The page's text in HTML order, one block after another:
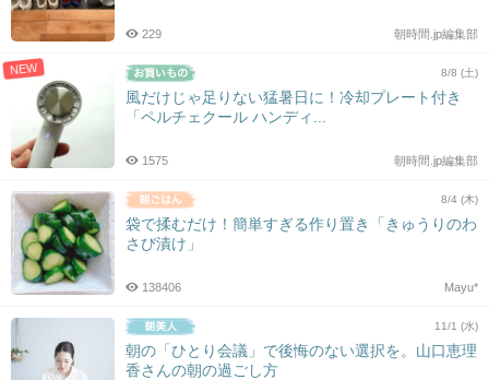
朝時間.jp編集部
229
NEW 8/8 (土)
風だけじゃ足りない猛暑日に！冷却プレート付き
「ペルチェクール ハンディ...
朝時間.jp編集部
1575
8/4 (木)
袋で揉むだけ！簡単すぎる作り置き「きゅうりのわ
さび漬け」
Mayu*
138406
11/1 (水)
朝の「ひとり会議」で後悔のない選択を。山口恵理
香さんの朝の過ごし方